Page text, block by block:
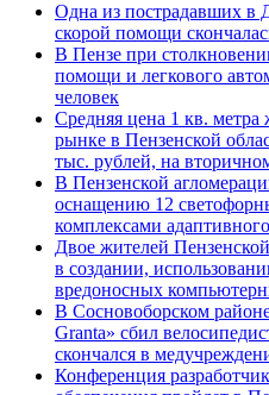
Одна из пострадавших
скорой помощи
В Пензе при
помощи и легкового
человек
Средняя цена 1 кв.
рынке в Пензенской
тыс. рублей, на
В Пензенской
оснащению 12
комплексами
Двое жителей
в создании,
вредоносных
В Сосновоборском
Granta» сбил
скончался в
Конференция